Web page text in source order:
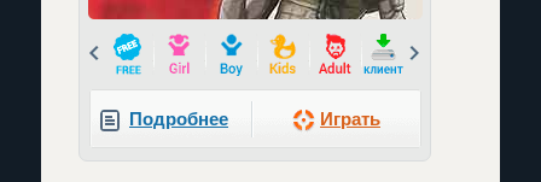
Prev
Подробнее Играть